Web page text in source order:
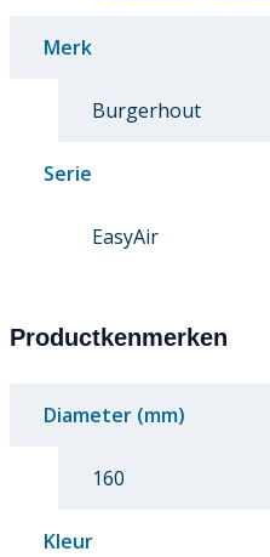
Merk
Burgerhout
Serie
EasyAir
Productkenmerken
Diameter (mm)
160
Kleur